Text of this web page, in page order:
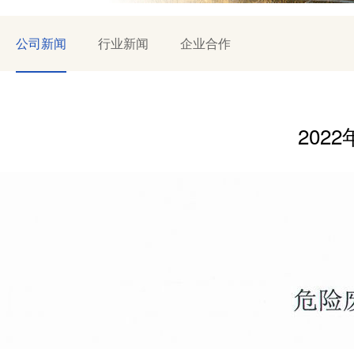
公司新闻 行业新闻 企业合作
2022